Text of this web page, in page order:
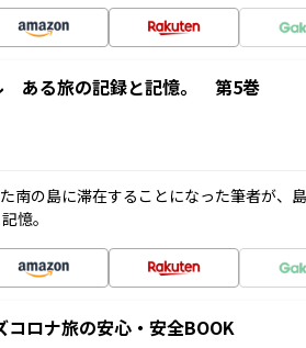
ある旅の記録と記憶。 第5巻
南の島に滞在することになった筆者が、
憶。
コロナ旅の安心・安全BOOK